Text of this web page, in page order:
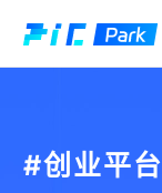
#创业平台